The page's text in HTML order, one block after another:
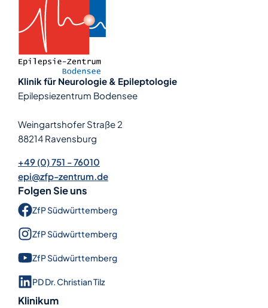
Klinik für Neurologie & Epileptologie
Epilepsiezentrum Bodensee
Weingartshofer Straße 2
88214 Ravensburg
+49 (0) 751 - 76010
epi@zfp-zentrum.de
Folgen Sie uns
ZfP Süd­württem­berg
ZfP Süd­württem­berg
ZfP Süd­württem­berg
PD Dr. Christian Tilz
Klinikum